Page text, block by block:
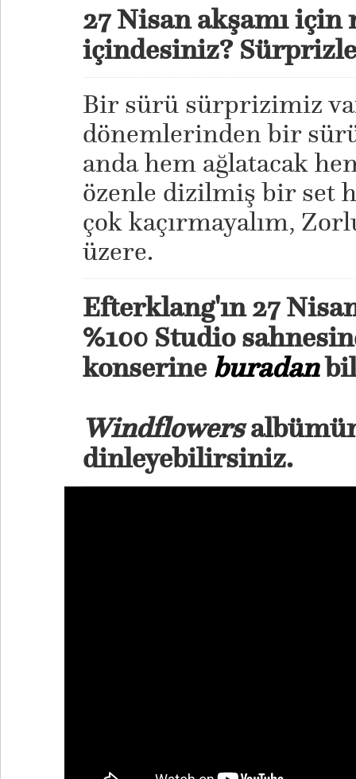
27 Nisan akşamı için
içindesiniz?
Bir sürü sürprizimiz
dönemlerinden bir
anda hem ağlatacak
özenle dizilmiş bir set
çok kaçırmayalım,
üzere.
Efterklang'ın 27
%100 Studio
konserine buradan
Windflowers
dinleyebilirsiniz.